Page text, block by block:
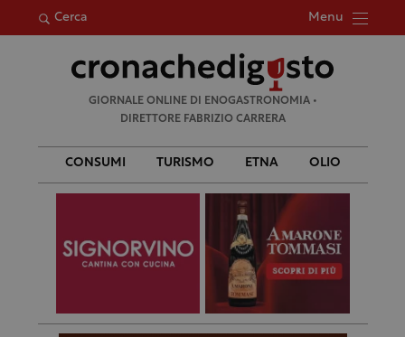
Cerca Menu
per:
GIORNALE ONLINE DI ENOGASTRONOMIA •
DIRETTORE FABRIZIO CARRERA
CONSUMI TURISMO ETNA OLIO